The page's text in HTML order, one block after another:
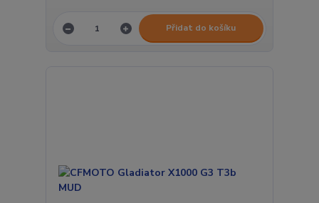
Přidat do košíku